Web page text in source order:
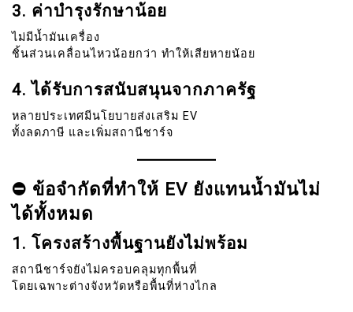
3. ค่าบำรุงรักษาน้อย
ไม่มีน้ำมันเครื่อง
ชิ้นส่วนเคลื่อนไหวน้อยกว่า ทำให้เสียหายน้อย
4. ได้รับการสนับสนุนจากภาครัฐ
หลายประเทศมีนโยบายส่งเสริม EV
ทั้งลดภาษี และเพิ่มสถานีชาร์จ
⛔ ข้อจำกัดที่ทำให้ EV ยังแทนน้ำมันไม่
ได้ทั้งหมด
1. โครงสร้างพื้นฐานยังไม่พร้อม
สถานีชาร์จยังไม่ครอบคลุมทุกพื้นที่
โดยเฉพาะต่างจังหวัดหรือพื้นที่ห่างไกล